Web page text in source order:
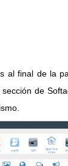
al final de la
de